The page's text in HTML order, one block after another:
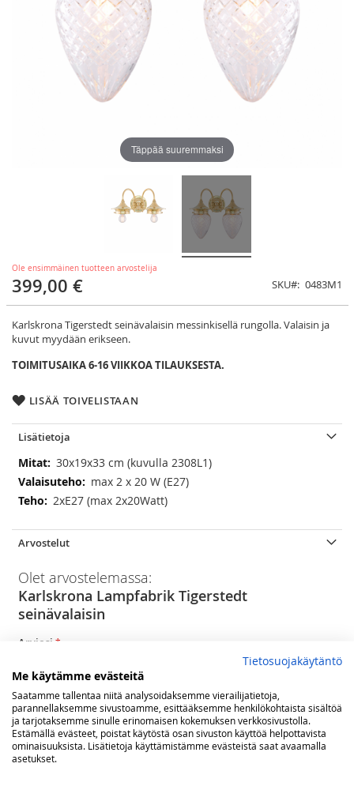
Ole ensimmäinen tuotteen arvostelija
399,00 € SKU 0483M1
Karlskrona Tigerstedt seinävalaisin messinkisellä rungolla. Valaisin ja
kuvut myydään erikseen.
TOIMITUSAIKA 6-16 VIIKKOA TILAUKSESTA.
LISÄÄ TOIVELISTAAN
Täppää suuremmaksi
Lisätietoja
Lisätietoja30x19x33 cm (kuvulla 2308L1)
max 2 x 20 W (E27)
2xE27 (max 2x20Watt)
Arvostelut
Olet arvostelemassa:
Karlskrona Lampfabrik Tigerstedt
seinävalaisin
Arviosi
1
star
2
stars
3
stars
4
stars
5
stars
Nimimerkki
Tietosuojakäytäntö
Me käytämme evästeitä
Saatamme tallentaa niitä analysoidaksemme vierailijatietoja,
parannellaksemme sivustoamme, esittääksemme henkilökohtaista sisältöä
ja tarjotaksemme sinulle erinomaisen kokemuksen verkkosivustolla.
Estämällä evästeet, poistat käytöstä osan sivuston käyttöä helpottavista
ominaisuuksista. Lisätietoja käyttämistämme evästeistä saat avaamalla
asetukset.